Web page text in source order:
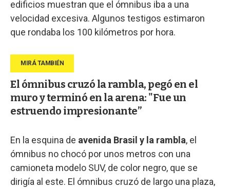
edificios muestran que el ómnibus iba a una
velocidad excesiva. Algunos testigos estimaron
que rondaba los 100 kilómetros por hora.
El ómnibus cruzó la rambla, pegó en el
muro y terminó en la arena: "Fue un
estruendo impresionante”
En la esquina de avenida Brasil y la rambla, el
ómnibus no chocó por unos metros con una
camioneta modelo SUV, de color negro, que se
dirigía al este. El ómnibus cruzó de largo una plaza,